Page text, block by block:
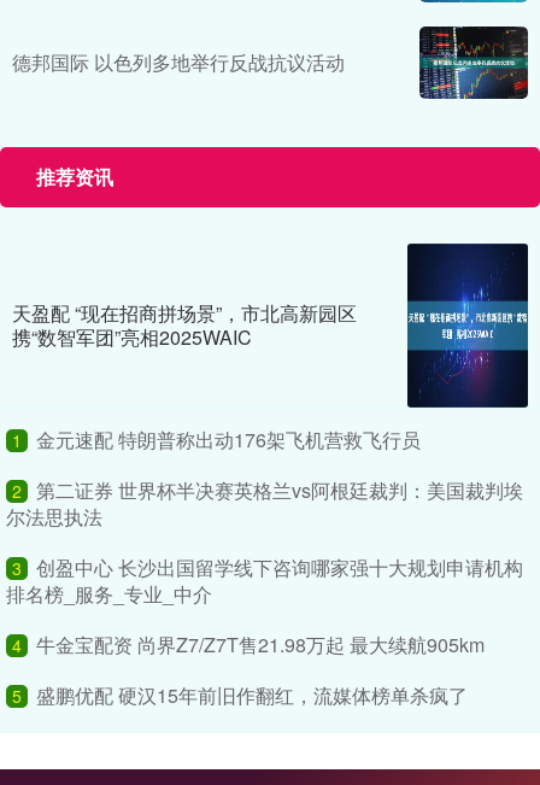
德邦国际 以色列多地举行反战抗议活动
推荐资讯
天盈配 “现在招商拼场景”，市北高新园区
携“数智军团”亮相2025WAIC
1 金元速配 特朗普称出动176架飞机营救飞行员
2
第二证券 世界杯半决赛英格兰vs阿根廷裁判：美国裁判埃
尔法思执法
3
创盈中心 长沙出国留学线下咨询哪家强十大规划申请机构
排名榜_服务_专业_中介
4 牛金宝配资 尚界Z7/Z7T售21.98万起 最大续航905km
5 盛鹏优配 硬汉15年前旧作翻红，流媒体榜单杀疯了